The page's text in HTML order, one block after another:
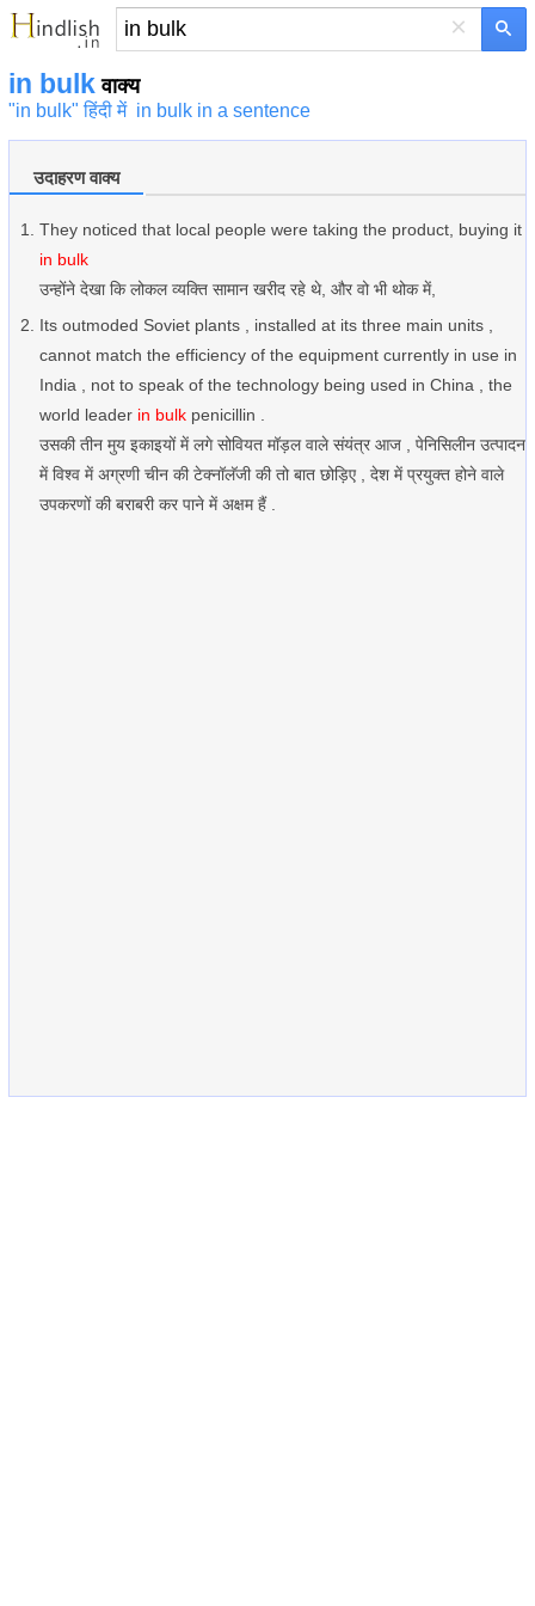
×
in bulk वाक्य
"in bulk" हिंदी में in bulk in a sentence
उदाहरण वाक्य
They noticed that local people were taking the product, buying it
in bulk
उन्होंने देखा कि लोकल व्यक्ति सामान खरीद रहे थे, और वो भी थोक में,
Its outmoded Soviet plants , installed at its three main units ,
cannot match the efficiency of the equipment currently in use in
India , not to speak of the technology being used in China , the
world leader in bulk penicillin .
उसकी तीन मुय इकाइयों में लगे सोवियत मॉड़ल वाले संयंत्र आज , पेनिसिलीन उत्पादन
में विश्व में अग्रणी चीन की टेक्नॉलॅजी की तो बात छोड़िए , देश में प्रयुक्त होने वाले
उपकरणों की बराबरी कर पाने में अक्षम हैं .